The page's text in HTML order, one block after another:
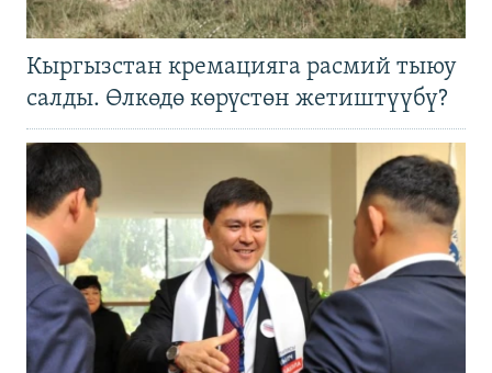
Кыргызстан кремацияга расмий тыюу
салды. Өлкөдө көрүстөн жетиштүүбү?